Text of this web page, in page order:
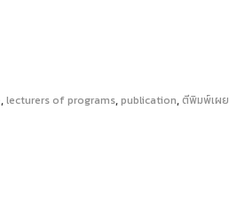
,lecturers of programs,publication,ตีพิมพ์เผย